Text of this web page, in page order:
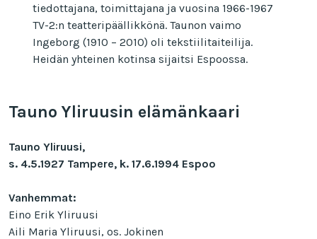
tiedottajana, toimittajana ja vuosina 1966-1967
TV-2:n teatteripäällikkönä. Taunon vaimo
Ingeborg (1910 – 2010) oli tekstiilitaiteilija.
Heidän yhteinen kotinsa sijaitsi Espoossa.
Tauno Yliruusin elämänkaari
Tauno Yliruusi,
s. 4.5.1927 Tampere, k. 17.6.1994 Espoo
Vanhemmat:
Eino Erik Yliruusi
Aili Maria Yliruusi, os. Jokinen